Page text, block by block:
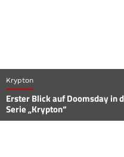
Krypton
Erster Blick auf Doomsday in
Serie „Krypton“